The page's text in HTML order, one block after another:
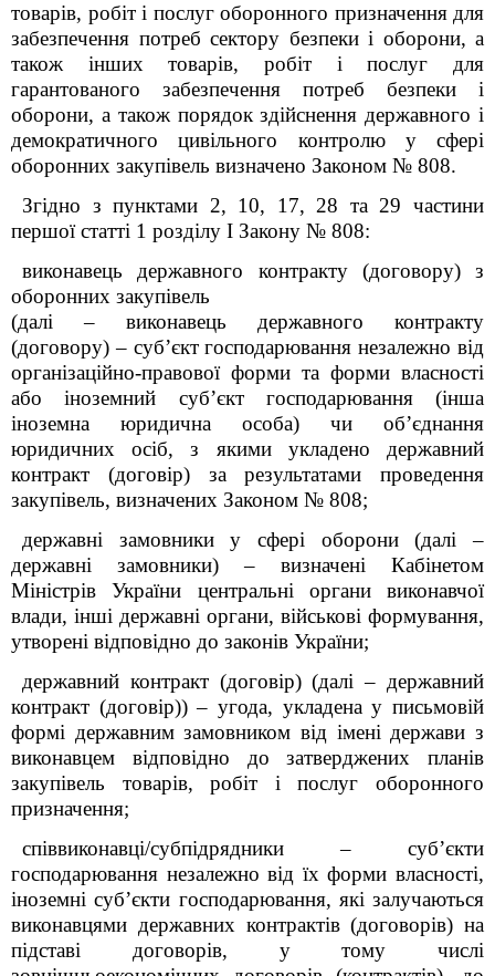
товарів, робіт і послуг оборонного призначення для
забезпечення потреб сектору безпеки і оборони, а
також інших товарів, робіт і послуг для
гарантованого забезпечення потреб безпеки і
оборони, а також порядок здійснення державного і
демократичного цивільного контролю у сфері
оборонних закупівель визначено Законом № 808.
Згідно з пунктами 2, 10, 17, 28 та 29 частини
першої статті 1 розділу І Закону № 808:
виконавець державного контракту (договору) з
оборонних закупівель
(далі – виконавець державного контракту
(договору) – суб’єкт господарювання незалежно від
організаційно-правової форми та форми власності
або іноземний суб’єкт господарювання (інша
іноземна юридична особа) чи об’єднання
юридичних осіб, з якими укладено державний
контракт (договір) за результатами проведення
закупівель, визначених Законом № 808;
державні замовники у сфері оборони (далі –
державні замовники) – визначені Кабінетом
Міністрів України центральні органи виконавчої
влади, інші державні органи, військові формування,
утворені відповідно до законів України;
державний контракт (договір) (далі – державний
контракт (договір)) – угода, укладена у письмовій
формі державним замовником від імені держави з
виконавцем відповідно до затверджених планів
закупівель товарів, робіт і послуг оборонного
призначення;
співвиконавці/субпідрядники – суб’єкти
господарювання незалежно від їх форми власності,
іноземні суб’єкти господарювання, які залучаються
виконавцями державних контрактів (договорів) на
підставі договорів, у тому числі